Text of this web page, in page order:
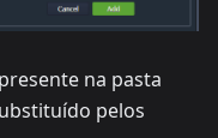
na pasta
pelos